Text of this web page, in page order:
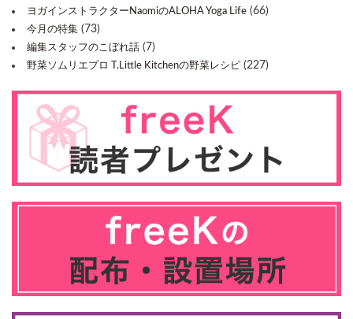
ヨガインストラクターNaomiのALOHA Yoga Life (66)
今月の特集 (73)
編集スタッフのこぼれ話 (7)
野菜ソムリエプロ T.Little Kitchenの野菜レシピ (227)